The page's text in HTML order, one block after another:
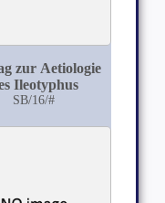
zur Aetiologie
Ileotyphus
SB/16/#